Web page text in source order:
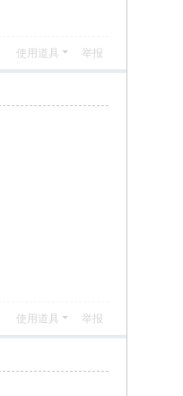
使用道具 举报
使用道具 举报